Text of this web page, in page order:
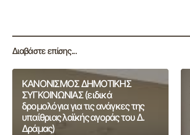
Διαβάστε επίσης...
ΚΑΝΟΝΙΣΜΟΣ ΔΗΜΟΤΙΚΗΣ
ΣΥΓΚΟΙΝΩΝΙΑΣ (ειδικά
δρομολόγια για τις ανάγκες της
υπαίθριας λαϊκής αγοράς του Δ.
Δράμας)